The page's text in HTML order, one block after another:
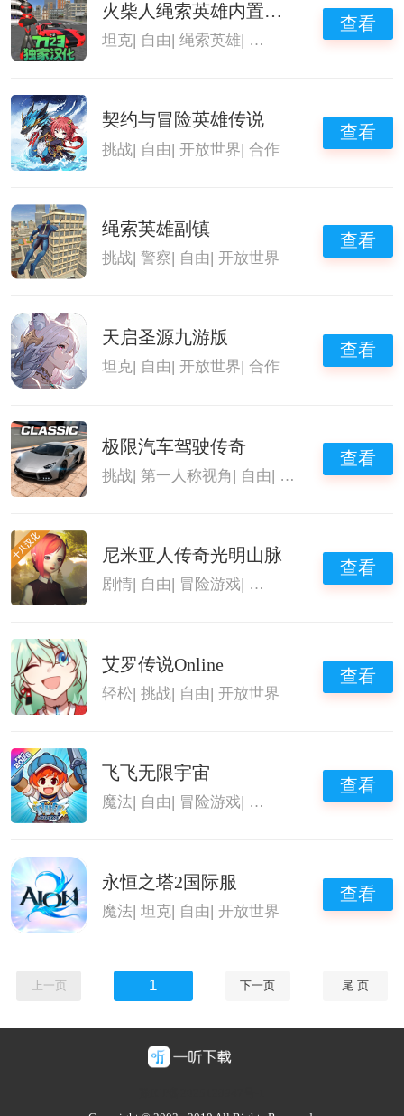
火柴人绳索英雄内置菜单版
坦克 自由 |绳索英雄 开放世界
查看
契约与冒险英雄传说
挑战| 自由|开放世界|合作
查看
绳索英雄副镇
挑战|警察| 自由|开放世界
查看
天启圣源九游版
坦克 自由 |开放世界 |合作
查看
极限汽车驾驶传奇
挑战| 第一人称视角 | 自由| 开放世界
查看
尼米亚人传奇光明山脉
剧情 自由 冒险游戏 开放世界
查看
艾罗传说Online
轻松|挑战| 自由|开放世界
查看
飞飞无限宇宙
魔法 自由 冒险游戏 开放世界
查看
永恒之塔2国际服
魔法|坦克| 自由|开放世界
查看
上一页 1 下一页 尾 页